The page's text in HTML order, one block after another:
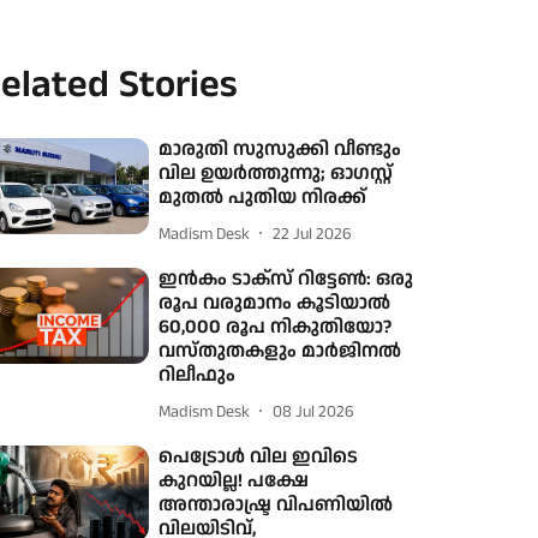
Stories
മാരുതി സുസുക്കി വീണ്ടും
വില ഉയർത്തുന്നു; ഓഗസ്റ്റ്
മുതൽ പുതിയ നിരക്ക്
Madism Desk 22 Jul 2026
ഇന്‍കം ടാക്‌സ് റിട്ടേണ്‍: ഒരു
രൂപ വരുമാനം കൂടിയാല്‍
60,000 രൂപ നികുതിയോ?
വസ്തുതകളും മാര്‍ജിനല്‍
റിലീഫും
Madism Desk 08 Jul 2026
പെട്രോള്‍ വില ഇവിടെ
കുറയില്ല! പക്ഷേ
അന്താരാഷ്ട്ര വിപണിയില്‍
വിലയിടിവ്,